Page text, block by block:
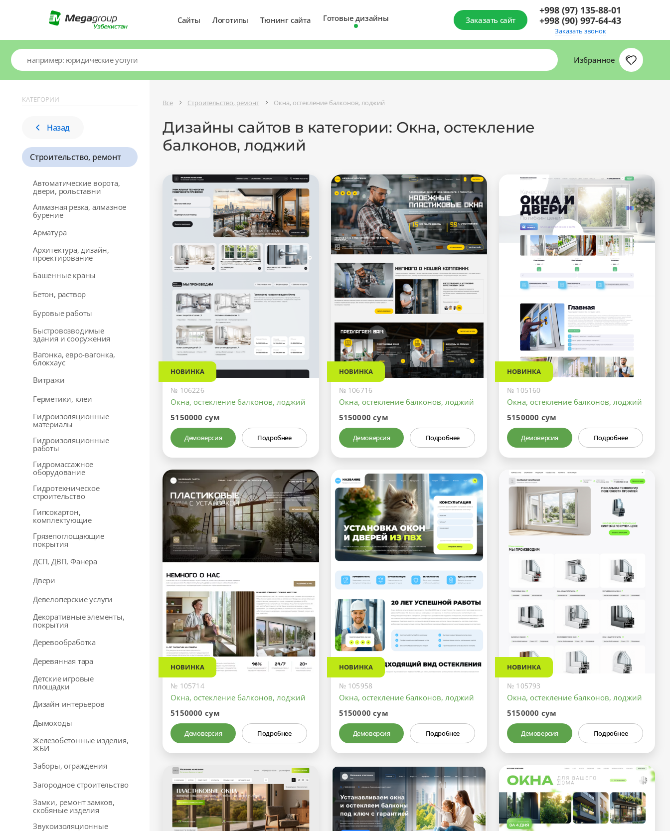
Сайты Логотипы Тюнинг сайта Готовые дизайны Заказать сайт
+998 (97) 135-88-01
+998 (90) 997-64-43
Заказать звонок
Избранное
КАТЕГОРИИ
Назад
Строительство, ремонт
Автоматические ворота,
двери, рольставни
Алмазная резка, алмазное
бурение
Арматура
Архитектура, дизайн,
проектирование
Башенные краны
Бетон, раствор
Буровые работы
Быстровозводимые
здания и сооружения
Вагонка, евро-вагонка,
блокхаус
Витражи
Герметики, клеи
Гидроизоляционные
материалы
Гидроизоляционные
работы
Гидромассажное
оборудование
Гидротехническое
строительство
Гипсокартон,
комплектующие
Грязепоглощающие
покрытия
ДСП, ДВП, Фанера
Двери
Девелоперские услуги
Декоративные элементы,
покрытия
Деревообработка
Деревянная тара
Детские игровые
площадки
Дизайн интерьеров
Дымоходы
Железобетонные изделия,
ЖБИ
Заборы, ограждения
Загородное строительство
Замки, ремонт замков,
скобяные изделия
Звукоизоляционные
Все Строительство, ремонт Окна, остекление балконов, лоджий
Дизайны сайтов в категории: Окна, остекление
балконов, лоджий
НОВИНКА
№ 106226
Окна, остекление балконов, лоджий
5150000 сум
Демоверсия Подробнее
НОВИНКА
№ 106716
Окна, остекление балконов, лоджий
5150000 сум
Демоверсия Подробнее
НОВИНКА
№ 105160
Окна, остекление балконов, лоджий
5150000 сум
Демоверсия Подробнее
НОВИНКА
№ 105714
Окна, остекление балконов, лоджий
5150000 сум
Демоверсия Подробнее
НОВИНКА
№ 105958
Окна, остекление балконов, лоджий
5150000 сум
Демоверсия Подробнее
НОВИНКА
№ 105793
Окна, остекление балконов, лоджий
5150000 сум
Демоверсия Подробнее